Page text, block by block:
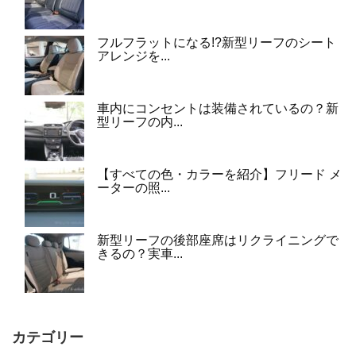
フルフラットになる!?新型リーフのシート
アレンジを...
車内にコンセントは装備されているの？新
型リーフの内...
【すべての色・カラーを紹介】フリード メ
ーターの照...
新型リーフの後部座席はリクライニングで
きるの？実車...
カテゴリー